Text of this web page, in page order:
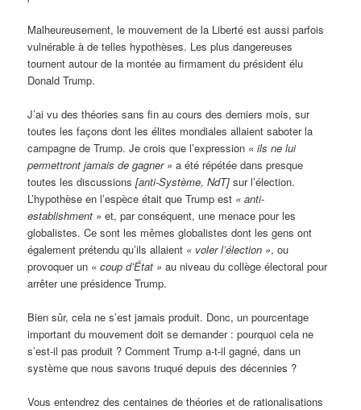
Malheureusement, le mouvement de la Liberté est aussi parfois
vulnérable à de telles hypothèses. Les plus dangereuses
tournent autour de la montée au firmament du président élu
Donald Trump.
J’ai vu des théories sans fin au cours des derniers mois, sur
toutes les façons dont les élites mondiales allaient saboter la
campagne de Trump. Je crois que l’expression « ils ne lui
permettront jamais de gagner » a été répétée dans presque
toutes les discussions[anti-Système, NdT] sur l’élection.
L’hypothèse en l’espèce était que Trump est « anti-
establishment » et, par conséquent, une menace pour les
globalistes. Ce sont les mêmes globalistes dont les gens ont
également prétendu qu’ils allaient « voler l’élection », ou
provoquer un « coup d’État » au niveau du collège électoral pour
arrêter une présidence Trump.
Bien sûr, cela ne s’est jamais produit. Donc, un pourcentage
important du mouvement doit se demander : pourquoi cela ne
s’est-il pas produit ? Comment Trump a-t-il gagné, dans un
système que nous savons truqué depuis des décennies ?
Vous entendrez des centaines de théories et de rationalisations